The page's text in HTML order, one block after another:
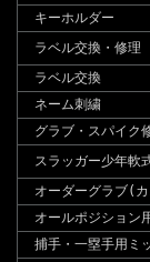
キーホルダー
ラベル交換・修理
ラベル交換
ネーム刺繍
グラブ・スパイク
スラッガー少年軟
オーダーグラブ(カ
オールポジション
捕手・一塁手用ミ